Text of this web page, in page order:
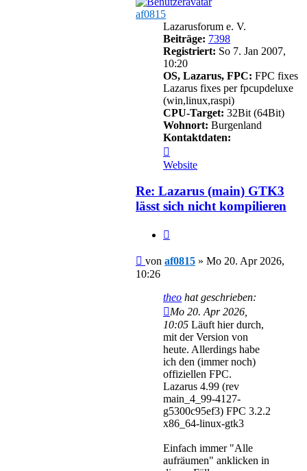
af0815
Lazarusforum e. V.
Beiträge: 7398
Registriert: So 7. Jan 2007,
10:20
OS, Lazarus, FPC: FPC fixes
Lazarus fixes per fpcupdeluxe
(win,linux,raspi)
CPU-Target: 32Bit (64Bit)
Wohnort: Burgenland
Kontaktdaten:
von
af0815
Website
Re: Lazarus (main) GTK3
lässt sich nicht kompilieren
Beitrag
von af0815 » Mo 20. Apr 2026,
10:26
theo hat geschrieben:
Mo 20. Apr 2026,
10:05 Läuft hier durch,
mit der Version von
heute. Allerdings habe
ich den (immer noch)
offiziellen FPC.
Lazarus 4.99 (rev
main_4_99-4127-
g5300c95ef3) FPC 3.2.2
x86_64-linux-gtk3
Einfach immer "Alle
aufräumen" anklicken in